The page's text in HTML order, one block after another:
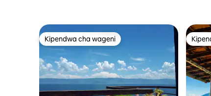
Kipendwa cha wageni
Kipendwa cha wageni